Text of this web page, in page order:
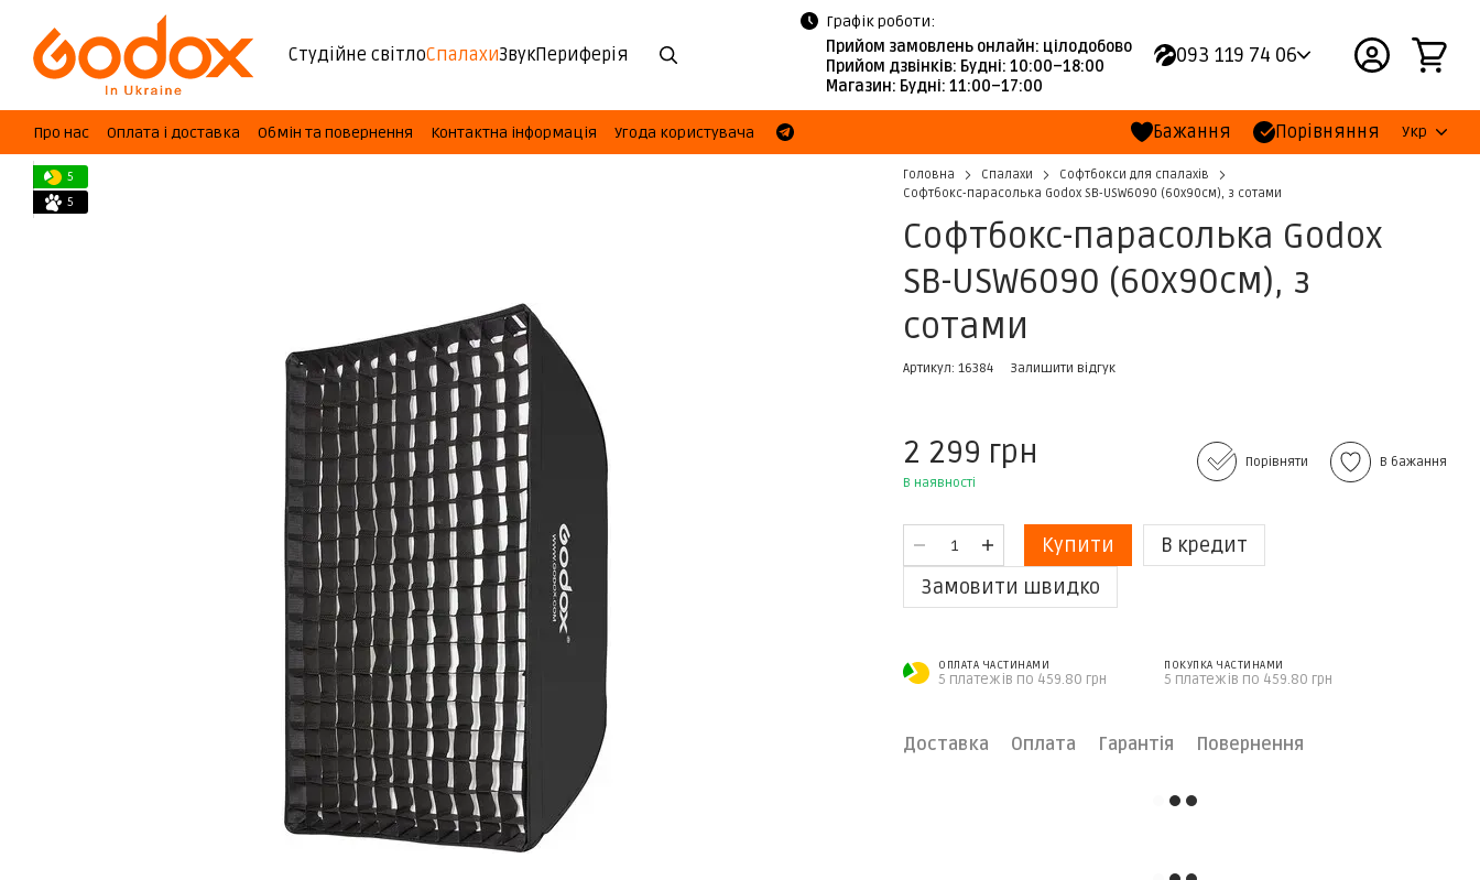
Перейти до основного контенту
Студійне світлоСпалахиЗвукПериферія
Графік роботи:
Прийом замовлень онлайн: цілодобово
Прийом дзвінків: Будні: 10:00–18:00
Магазин: Будні: 11:00–17:00
093 119 74 06
Про нас Оплата і доставка Обмін та повернення Контактна інформація Угода користувача Бажання Порівняння Укр
5
5
Головна Спалахи
Софтбокси для спалахів
Софтбокс-парасолька Godox SB-USW6090 (60x90см), з сотами
Софтбокс-парасолька Godox
SB-USW6090 (60x90см), з
сотами
Артикул: 16384 Залишити відгук
2 299 грн
В наявності
Порівняти В бажання
Купити
В кредит
Замовити швидко
ОПЛАТА ЧАСТИНАМИ
5 платежів по 459.80 грн
ПОКУПКА ЧАСТИНАМИ
5 платежів по 459.80 грн
Доставка Оплата Гарантія Повернення